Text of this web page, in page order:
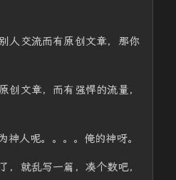
交流而有原创文章，那你
章，而有强悍的流量，
呢。。。。俺的神呀。
乱写一篇，凑个数吧，